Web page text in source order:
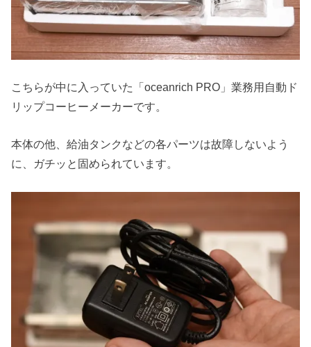
こちらが中に入っていた「oceanrich PRO」業務用自動ド
リップコーヒーメーカーです。
本体の他、給油タンクなどの各パーツは故障しないよう
に、ガチッと固められています。